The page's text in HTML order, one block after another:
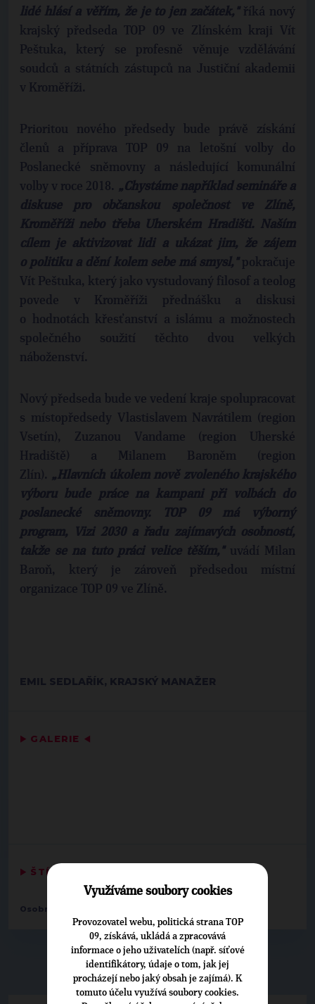
▶NEPŘEHLÉDNĚTE◀
lidé hlásí a věřím, že je to jen začátek,"říká nový
krajský předseda TOP 09 ve Zlínském kraji Vít
Peštuka, který se profesně věnuje vzdělávání
soudců a státních zástupců na Justiční akademii
v Kroměříži.
Prioritou nového předsedy bude právě získání
členů a příprava TOP 09 na letošní volby do
Poslanecké sněmovny a následující komunální
volby v roce 2018. „Chystáme například semináře a
diskuse pro občanskou společnost ve Zlíně,
Kroměříži nebo třeba Uherském Hradišti. Naším
cílem je aktivizovat lidi a ukázat jim, že zájem
o politiku a dění kolem sebe má smysl,"pokračuje
Vít Peštuka, který jako vystudovaný filosof a teolog
povede v Kroměříži přednášku a diskusi
o hodnotách křesťanství a islámu a možnostech
společného soužití těchto dvou velkých
náboženství.
Nový předseda bude ve vedení kraje spolupracovat
s místopředsedy Vlastislavem Navrátilem (region
Vsetín), Zuzanou Vandame (region Uherské
Hradiště) a Milanem Baroněm (region
Zlín). „Hlavních úkolem nově zvoleného krajského
výboru bude práce na kampani při volbách do
poslanecké sněmovny. TOP 09 má výborný
program, Vizi 2030 a řadu zajímavých osobností,
takže se na tuto práci velice těším,"uvádí Milan
Baroň, který je zároveň předsedou místní
organizace TOP 09 ve Zlíně.
EMIL SEDLAŘÍK, KRAJSKÝ MANAŽER
▶ GALERIE ◀
▶ ŠTÍTKY
Osobnosti:
Využíváme soubory cookies
Provozovatel webu, politická strana TOP
09, získává, ukládá a zpracovává
informace o jeho uživatelích (např. síťové
identifikátory, údaje o tom, jak jej
procházejí nebo jaký obsah je zajímá). K
tomuto účelu využívá soubory cookies.